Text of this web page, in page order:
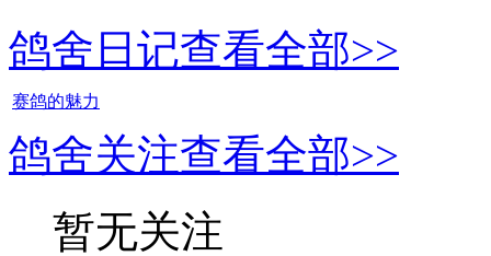
鸽舍日记查看全部>>
赛鸽的魅力
鸽舍关注查看全部>>
暂无关注